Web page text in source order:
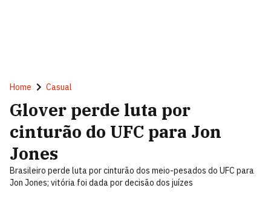
Home Casual
Glover perde luta por
cinturão do UFC para Jon
Jones
Brasileiro perde luta por cinturão dos meio-pesados do UFC para
Jon Jones; vitória foi dada por decisão dos juízes